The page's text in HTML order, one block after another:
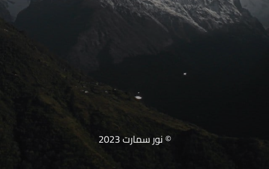
© نور سمارت 2023